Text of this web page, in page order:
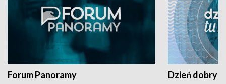
Forum Panoramy Dzień dobry